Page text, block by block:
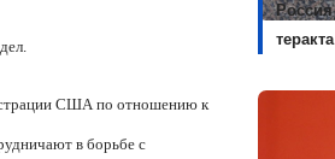
США по отношению к
в борьбе с
теракта